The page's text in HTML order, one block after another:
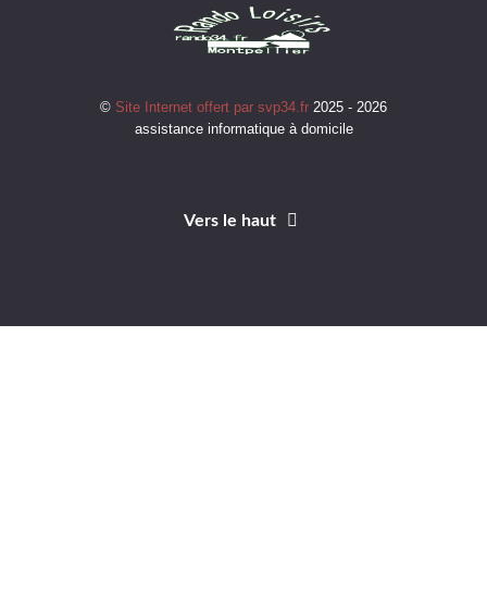
© Site Internet offert par svp34.fr 2025 - 2026
assistance informatique à domicile
Vers le haut